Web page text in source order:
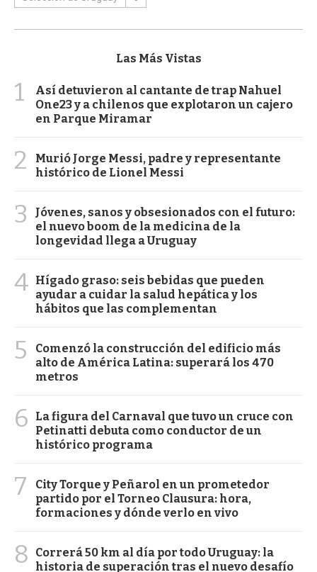
Las Más Vistas
1
Así detuvieron al cantante de trap Nahuel
One23 y a chilenos que explotaron un cajero
en Parque Miramar
2
Murió Jorge Messi, padre y representante
histórico de Lionel Messi
3
Jóvenes, sanos y obsesionados con el futuro:
el nuevo boom de la medicina de la
longevidad llega a Uruguay
4 Hígado graso: seis bebidas que pueden
ayudar a cuidar la salud hepática y los
hábitos que las complementan
5
Comenzó la construcción del edificio más
alto de América Latina: superará los 470
metros
6
La figura del Carnaval que tuvo un cruce con
Petinatti debuta como conductor de un
histórico programa
7
City Torque y Peñarol en un prometedor
partido por el Torneo Clausura: hora,
formaciones y dónde verlo en vivo
8
Correrá 50 km al día por todo Uruguay: la
historia de superación tras el nuevo desafío